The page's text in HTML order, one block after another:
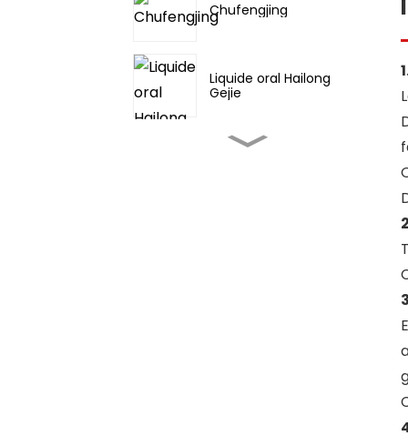
Chufengjing
Liquide oral Hailong
Gejie
Diosmectite/Smectite/